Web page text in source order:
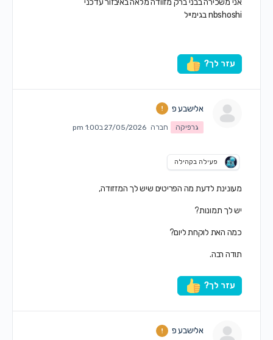
אני משכירה בבני ברק מזוודה מלאה באיבזור עדכני
nbshoshi בגימייל
עזר לך?
אלישבע פ
גרפיקה חברה 27/05/2026 ב1:00 pm
פעילה בקהילה
מעונינת לדעת מה הפריטים שיש לך המזזודה,
יש לך תמונות?
כמה האת לוקחת ליום?
תודה רבה.
עזר לך?
אלישבע פ